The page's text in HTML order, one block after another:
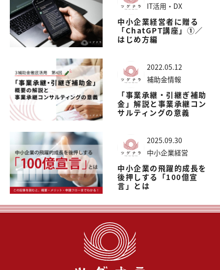
IT活用・DX
中小企業経営者に贈る
「ChatGPT講座」①／
はじめ方編
2022.05.12
補助金情報
「事業承継・引継ぎ補助
金」解説と事業承継コン
サルティングの意義
2025.09.30
中小企業経営
中小企業の飛躍的成長を
後押しする「100億宣
言」とは